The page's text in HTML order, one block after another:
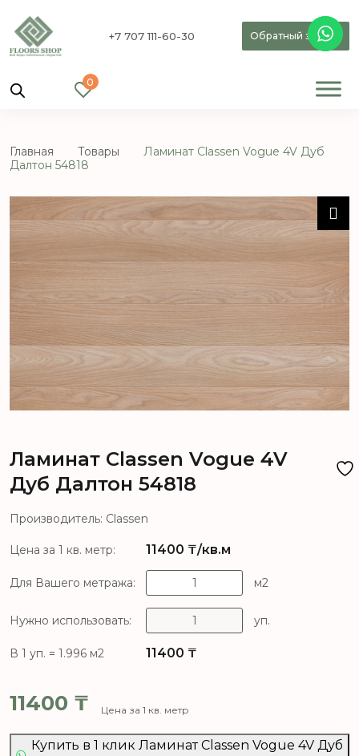
+7 707 111-60-30 Обратный звонок
0
Главная Товары
Ламинат Classen Vogue 4V Дуб
Далтон 54818
Ламинат Classen Vogue 4V
Дуб Далтон 54818
Производитель: Classen
Цена за 1 кв. метр: 11400 ₸/кв.м
Для Вашего метража: м2
Нужно использовать: уп.
В 1 уп. = 1.996 м2 11400 ₸
11400 ₸ Цена за 1 кв. метр
Купить в 1 клик Ламинат Classen Vogue 4V Дуб